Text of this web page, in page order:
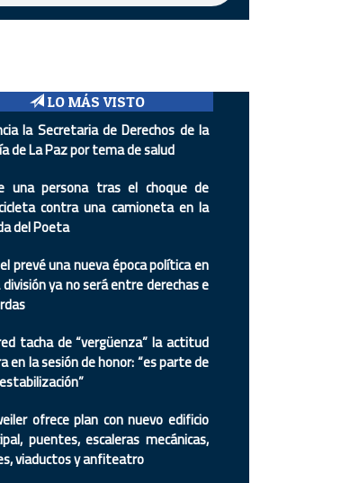
LO MÁS VISTO
la Secretaria de Derechos de la
de La Paz por tema de salud
una persona tras el choque de
contra una camioneta en la
del Poeta
prevé una nueva época política en
ya no será entre derechas e
tacha de “vergüenza” la actitud
en la sesión de honor: “es parte de
ofrece plan con nuevo edificio
puentes, escaleras mecánicas,
viaductos y anfiteatro